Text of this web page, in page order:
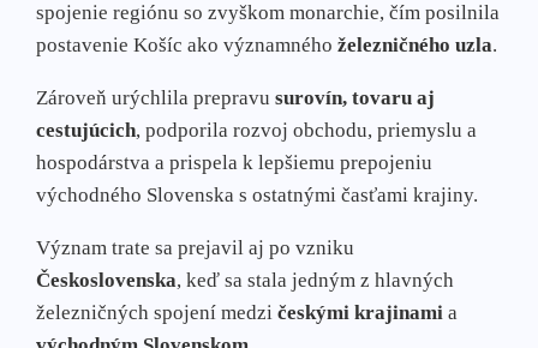
spojenie regiónu so zvyškom monarchie, čím posilnila
postavenie Košíc ako významného železničného uzla.
Zároveň urýchlila prepravu surovín, tovaru aj
cestujúcich, podporila rozvoj obchodu, priemyslu a
hospodárstva a prispela k lepšiemu prepojeniu
východného Slovenska s ostatnými časťami krajiny.
Význam trate sa prejavil aj po vzniku
Československa, keď sa stala jedným z hlavných
železničných spojení medzi českými krajinami a